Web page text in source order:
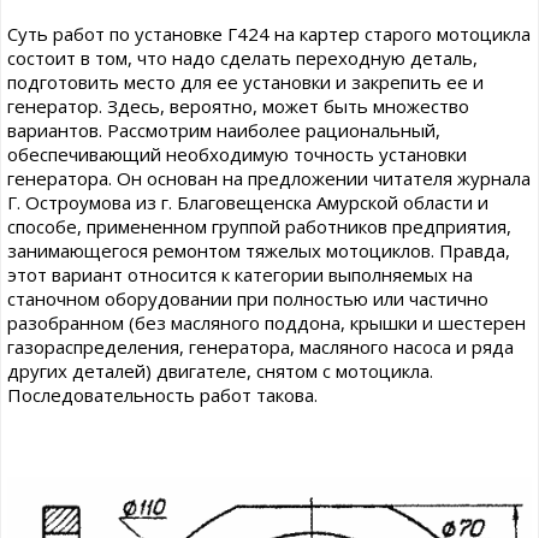
Суть работ по установке Г424 на картер старого мотоцикла
состоит в том, что надо сделать переходную деталь,
подготовить место для ее установки и закрепить ее и
генератор. Здесь, вероятно, может быть множество
вариантов. Рассмотрим наиболее рациональный,
обеспечивающий необходимую точность установки
генератора. Он основан на предложении читателя журнала
Г. Остроумова из г. Благовещенска Амурской области и
способе, примененном группой работников предприятия,
занимающегося ремонтом тяжелых мотоциклов. Правда,
этот вариант относится к категории выполняемых на
станочном оборудовании при полностью или частично
разобранном (без масляного поддона, крышки и шестерен
газораспределения, генератора, масляного насоса и ряда
других деталей) двигателе, снятом с мотоцикла.
Последовательность работ такова.